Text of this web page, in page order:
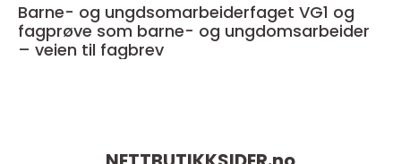
Barne- og ungdsomarbeiderfaget VG1 og
fagprøve som barne- og ungdomsarbeider
– veien til fagbrev